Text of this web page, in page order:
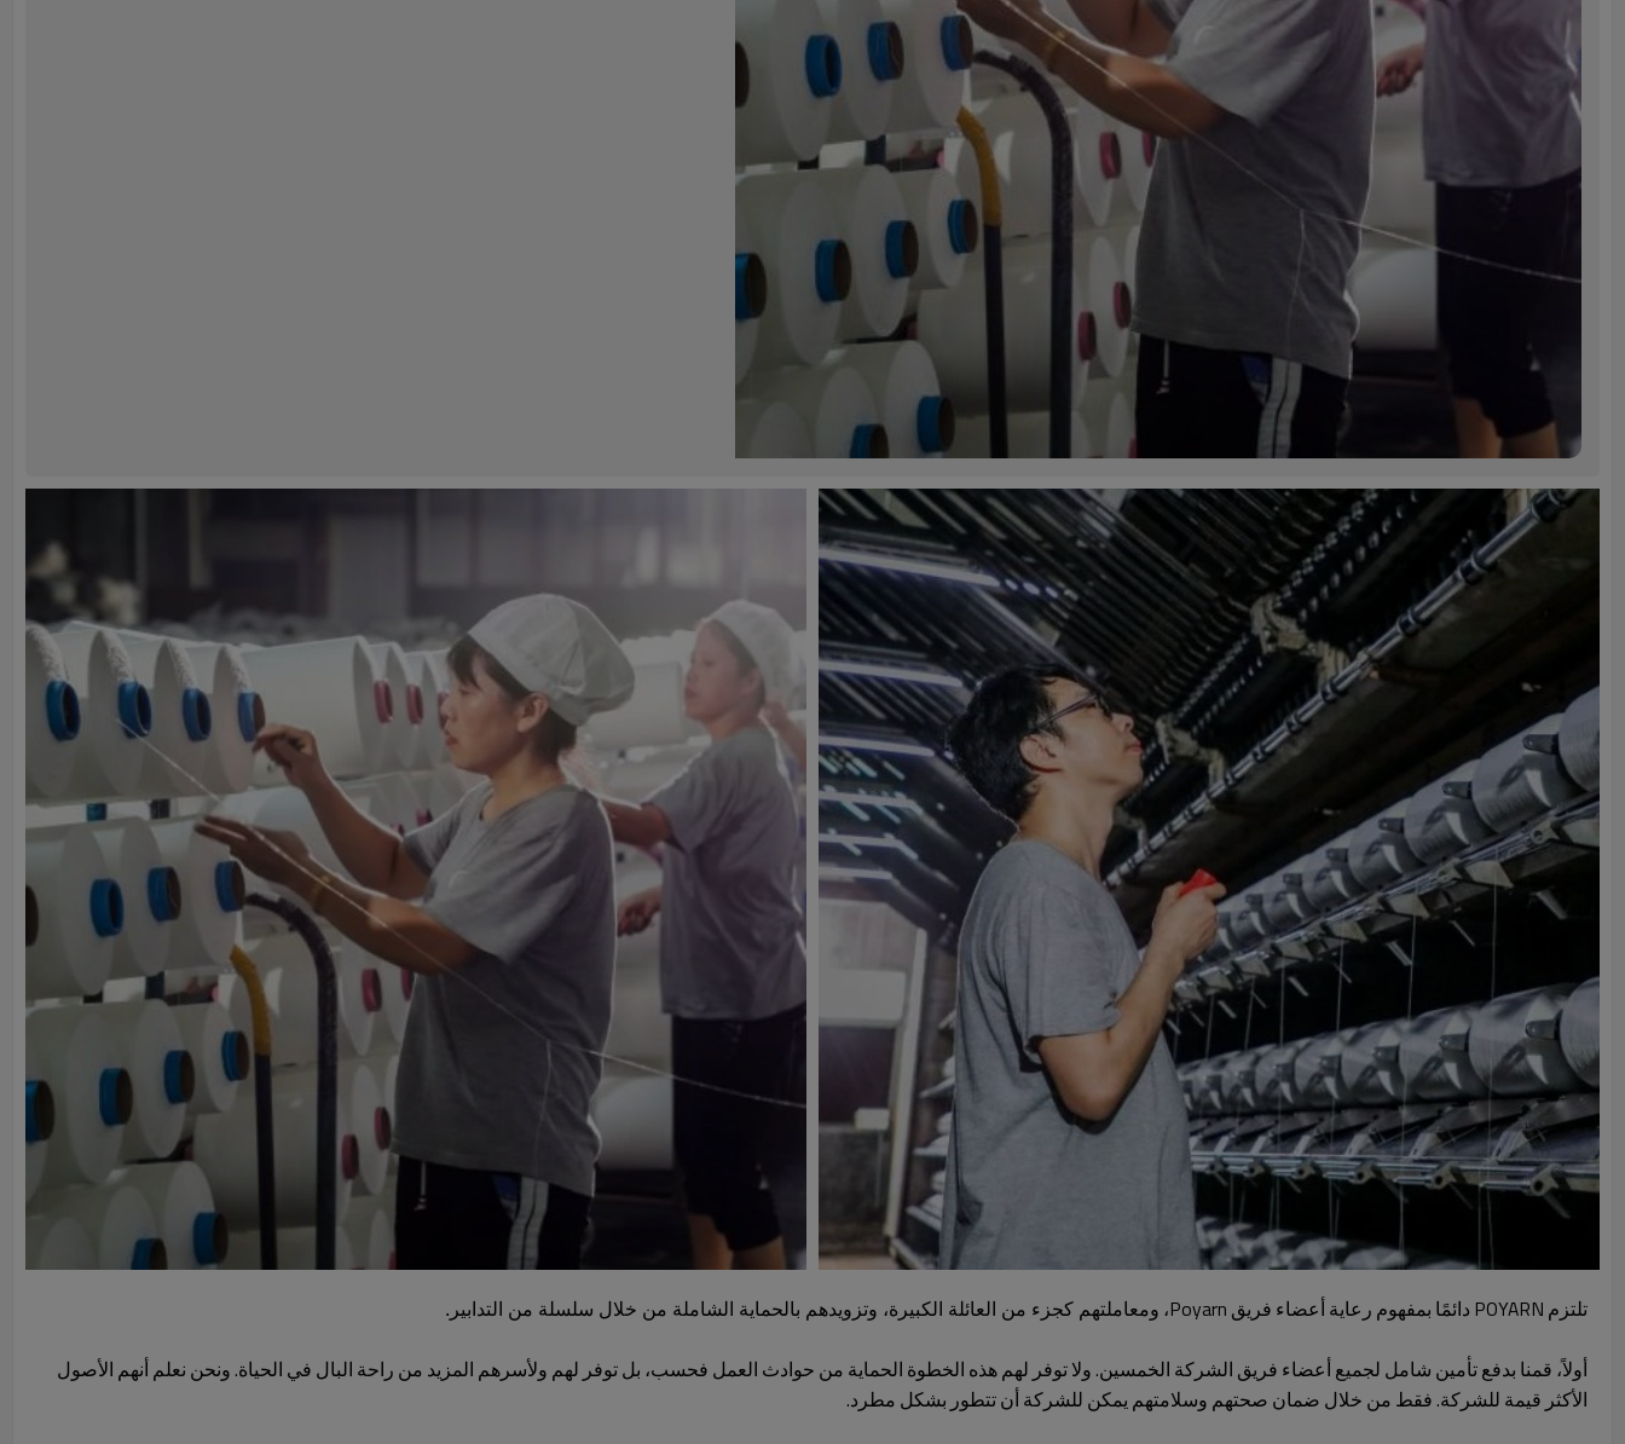
تلتزم POYARN دائمًا بمفهوم رعاية أعضاء فريق Poyarn، ومعاملتهم كجزء من العائلة الكبيرة، وتزويدهم بالحماية الشاملة من خلال سلسلة من التدابير.
أولاً، قمنا بدفع تأمين شامل لجميع أعضاء فريق الشركة الخمسين. ولا توفر لهم هذه الخطوة الحماية من حوادث العمل فحسب، بل توفر لهم ولأسرهم المزيد من راحة البال في الحياة. ونحن نعلم أنهم الأصول
الأكثر قيمة للشركة. فقط من خلال ضمان صحتهم وسلامتهم يمكن للشركة أن تتطور بشكل مطرد.